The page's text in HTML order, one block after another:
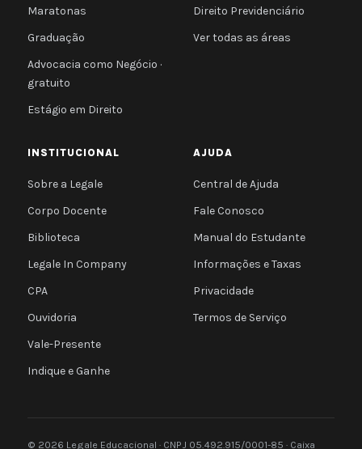
Maratonas
Graduação
Advocacia como Negócio ·
gratuito
Estágio em Direito
Direito Previdenciário
Ver todas as áreas
INSTITUCIONAL
Sobre a Legale
Corpo Docente
Biblioteca
Legale In Company
CPA
Ouvidoria
Vale-Presente
Indique e Ganhe
AJUDA
Central de Ajuda
Fale Conosco
Manual do Estudante
Informações e Taxas
Privacidade
Termos de Serviço
© 2026 Legale Educacional · CNPJ 05.492.915/0001-85 · Caixa